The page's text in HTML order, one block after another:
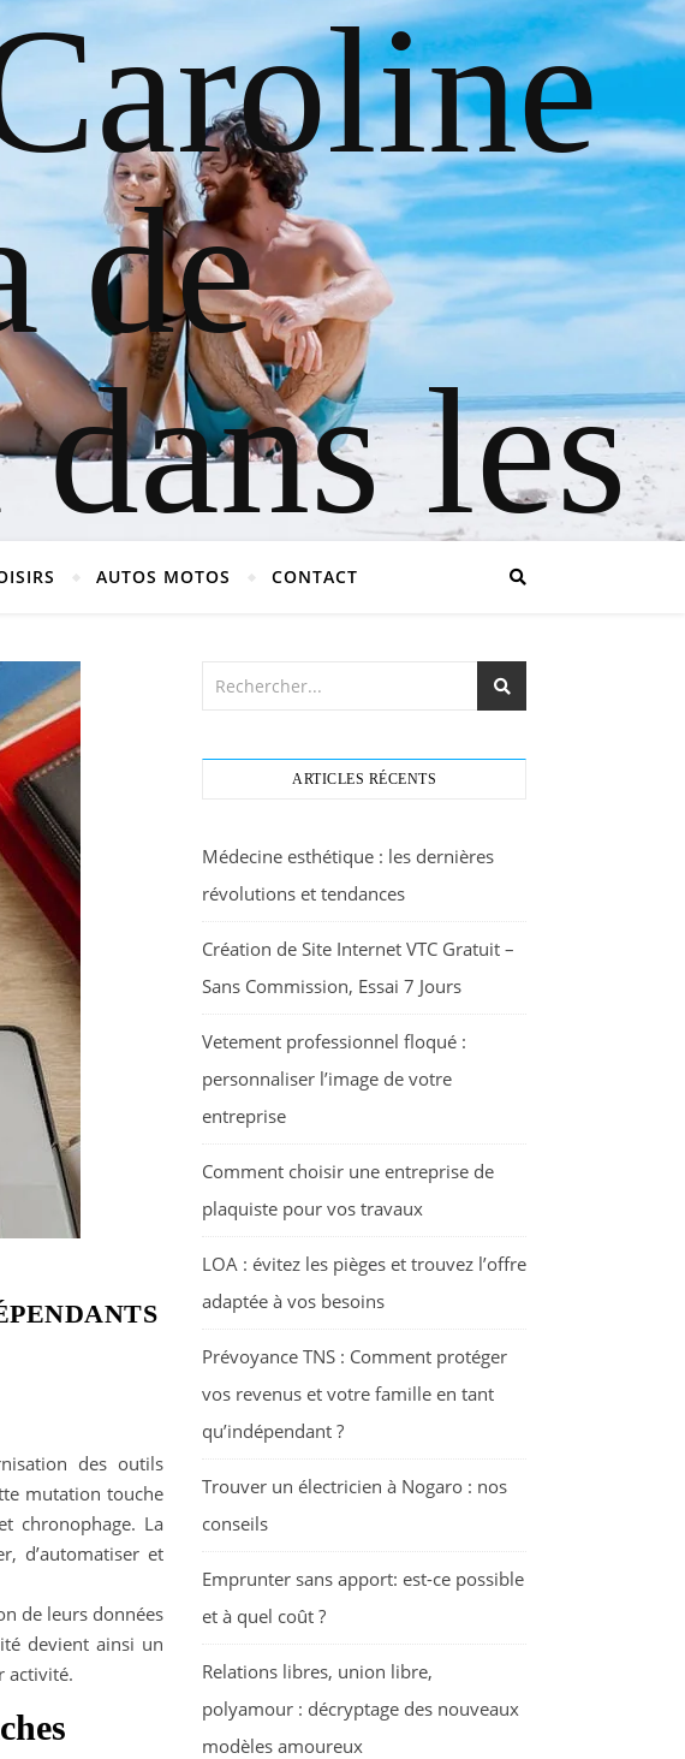
de
les
AUTOS MOTOS CONTACT
des outils
mutation touche
chronophage. La
d’automatiser et
de leurs données
devient ainsi un
activité.
ARTICLES RÉCENTS
Médecine esthétique : les dernières
révolutions et tendances
Création de Site Internet VTC Gratuit –
Sans Commission, Essai 7 Jours
Vetement professionnel floqué :
personnaliser l’image de votre
entreprise
Comment choisir une entreprise de
plaquiste pour vos travaux
LOA : évitez les pièges et trouvez l’offre
adaptée à vos besoins
Prévoyance TNS : Comment protéger
vos revenus et votre famille en tant
qu’indépendant ?
Trouver un électricien à Nogaro : nos
conseils
Emprunter sans apport: est-ce possible
et à quel coût ?
Relations libres, union libre,
polyamour : décryptage des nouveaux
modèles amoureux